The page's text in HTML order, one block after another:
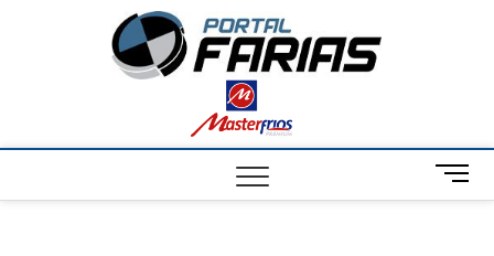
n
M
e